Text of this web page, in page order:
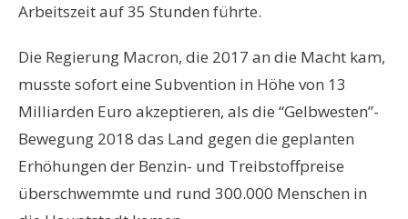
Arbeitszeit auf 35 Stunden führte.
Die Regierung Macron, die 2017 an die Macht kam,
musste sofort eine Subvention in Höhe von 13
Milliarden Euro akzeptieren, als die “Gelbwesten”-
Bewegung 2018 das Land gegen die geplanten
Erhöhungen der Benzin- und Treibstoffpreise
überschwemmte und rund 300.000 Menschen in